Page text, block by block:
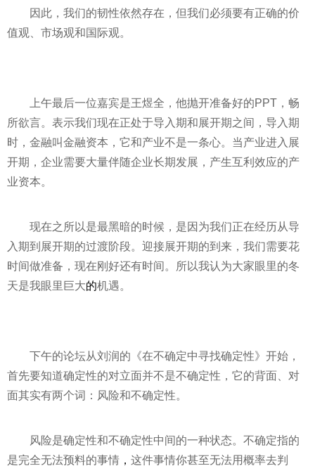
因此，我们的韧性依然存在，但我们必须要有正确的价
值观、市场观和国际观。
上午最后一位嘉宾是王煜全，他抛开准备好的PPT，畅
所欲言。表示我们现在正处于导入期和展开期之间，导入期
时， 金融叫金融资本，它和产业不是一条心。当产业进入展
开期，企业需要大量伴随企业长期发展，产生互利效应的产
业资本。
现在之所以是最黑暗的时候，是因为我们正在经历从导
入期到展开期的过渡阶段。迎接展开期的到来，我们需要花
时间做准备，现在刚好还有时间。所以我认为大家眼里的冬
天是我眼里巨大的机遇。
下午的论坛从刘润的《在不确定中寻找确定性》开始，
首先要知道确定性的对立面并不是不确定性 ，它的背面、对
面其实有两个词：风险和不确定性。
风险是确定性和不确定性中间的一种状态。不确定指的
是完全无法预料的事情 ， 这件事情你甚至无法用概率去判